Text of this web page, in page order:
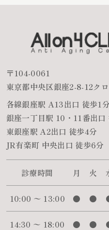
〒104-0061
東京都中央区銀座2-8-12ク
各線銀座駅 A13出口 徒歩1
銀座一丁目駅 10・11番出口
東銀座駅 A2出口 徒歩4分
JR有楽町 中央出口 徒歩6分
診療時間 月 火
10:00 〜 13:00 ● ●
14:30 〜 18:00 ● ●